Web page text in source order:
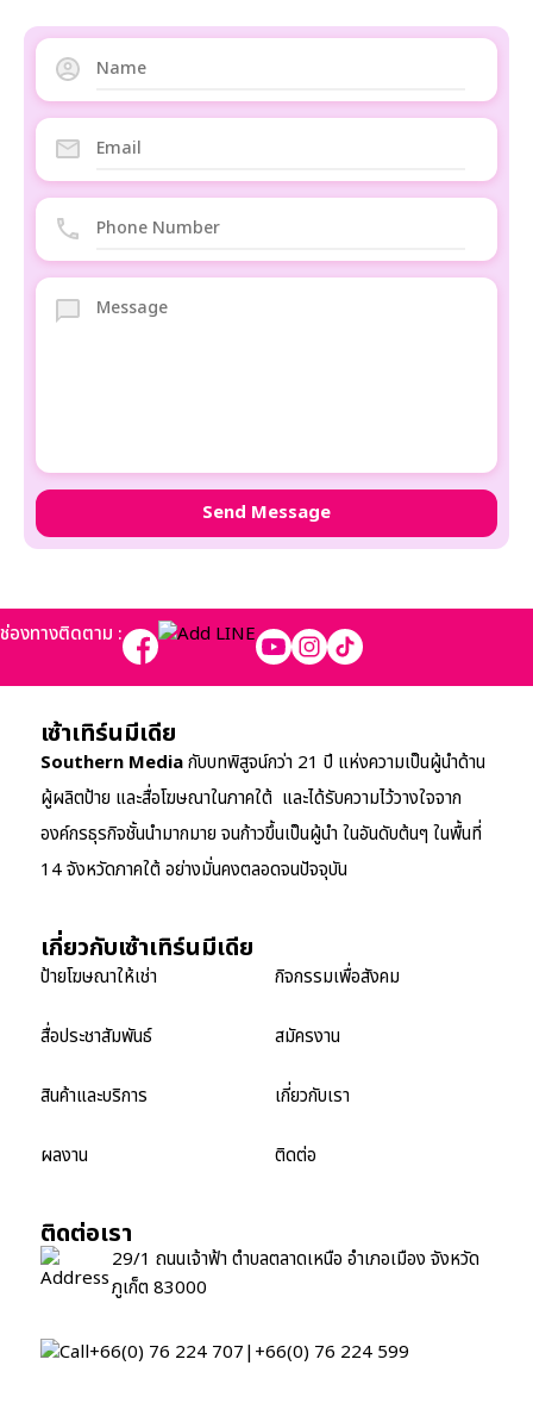
ช่องทางติดตาม :
เซ้าเทิร์นมีเดีย
Southern Mediaกับบทพิสูจน์กว่า 21 ปี แห่งความเป็นผู้นำด้าน
ผู้ผลิตป้าย และสื่อโฆษณาในภาคใต้ และได้รับความไว้วางใจจาก
องค์กรธุรกิจชั้นนำมากมาย จนก้าวขึ้นเป็นผู้นำ ในอันดับต้นๆ ในพื้นที่
14 จังหวัดภาคใต้ อย่างมั่นคงตลอดจนปัจจุบัน
เกี่ยวกับเซ้าเทิร์นมีเดีย
ป้ายโฆษณาให้เช่า
สื่อประชาสัมพันธ์
สินค้าและบริการ
ผลงาน
กิจกรรมเพื่อสังคม
สมัครงาน
เกี่ยวกับเรา
ติดต่อ
ติดต่อเรา
29/1 ถนนเจ้าฟ้า ตำบลตลาดเหนือ อำเภอเมือง จังหวัด
ภูเก็ต 83000
+66(0) 76 224 707|+66(0) 76 224 599